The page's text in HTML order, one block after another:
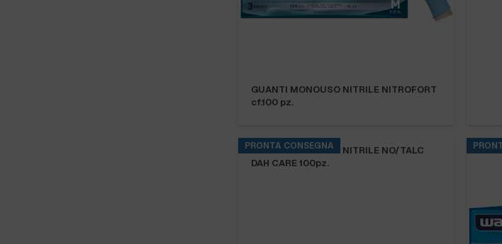
GUANTI MONOUSO NITRILE NITROFORT
cf.100 pz.
PRONTA CONSEGNA
GUANTI MONOUSO NITRILE NO/TALC
DAH CARE 100pz.